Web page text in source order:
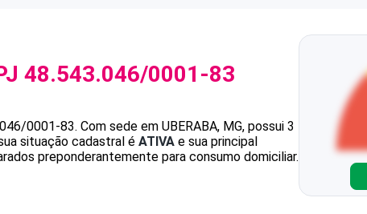
48.543.046/0001-83
0001-83. Com sede em UBERABA, MG, possui 3
situação cadastral é ATIVA e sua principal
preponderantemente para consumo domiciliar.